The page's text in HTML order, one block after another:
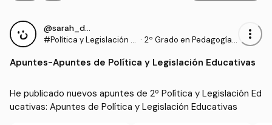
@sarah_dauber
#Política y Legislación E
· 2º Grado en Pedagogía
more_vert
Apuntes-Apuntes de Política y Legislación Educativas
He publicado nuevos apuntes de 2º Política y Legislación Ed
ucativas: Apuntes de Política y Legislación Educativas